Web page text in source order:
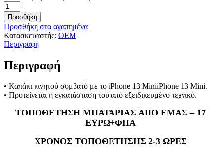
Προσθήκη
Προσθήκη στα αγαπημένα
Κατασκευαστής: OEM
Περιγραφή
Περιγραφή
• Καπάκι κινητού συμβατό με το iPhone 13 MiniiPhone 13 Mini.
• Προτείνεται η εγκατάσταση του από εξειδικευμένο τεχνικό.
ΤΟΠΟΘΕΤΗΣΗ ΜΠΑΤΑΡΙΑΣ ΑΠΟ ΕΜΑΣ – 17
ΕΥΡΩ+ΦΠΑ
ΧΡΟΝΟΣ ΤΟΠΟΘΕΤΗΣΗΣ 2-3 ΩΡΕΣ